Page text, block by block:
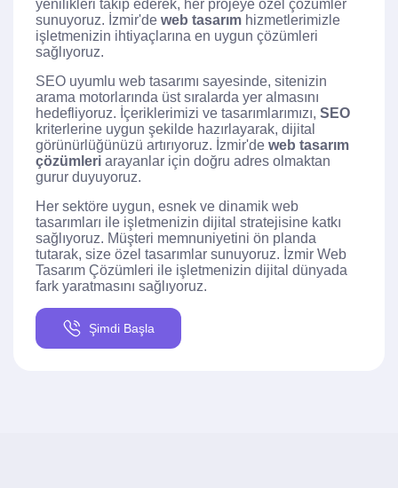
yenilikleri takip ederek, her projeye özel çözümler
sunuyoruz. İzmir'de web tasarım hizmetlerimizle
işletmenizin ihtiyaçlarına en uygun çözümleri
sağlıyoruz.
SEO uyumlu web tasarımı sayesinde, sitenizin
arama motorlarında üst sıralarda yer almasını
hedefliyoruz. İçeriklerimizi ve tasarımlarımızı, SEO
kriterlerine uygun şekilde hazırlayarak, dijital
görünürlüğünüzü artırıyoruz. İzmir'de web tasarım
çözümleri arayanlar için doğru adres olmaktan
gurur duyuyoruz.
Her sektöre uygun, esnek ve dinamik web
tasarımları ile işletmenizin dijital stratejisine katkı
sağlıyoruz. Müşteri memnuniyetini ön planda
tutarak, size özel tasarımlar sunuyoruz. İzmir Web
Tasarım Çözümleri ile işletmenizin dijital dünyada
fark yaratmasını sağlıyoruz.
Şimdi Başla